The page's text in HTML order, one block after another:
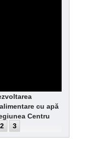
cu apă
Centru
2 3